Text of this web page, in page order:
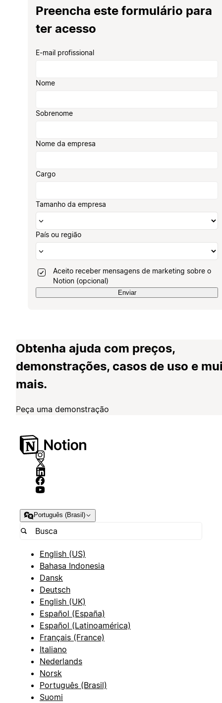
Preencha este formulário para
ter acesso
E-mail profissional
Nome
Sobrenome
Nome da empresa
Cargo
Tamanho da empresa
País ou região
Aceito receber mensagens de marketing sobre o
Notion (opcional)
Enviar
Obtenha ajuda com preços,
demonstrações, casos de uso e
mais.
Peça uma demonstração
Português (Brasil)
English (US)
Bahasa Indonesia
Dansk
Deutsch
English (UK)
Español (España)
Español (Latinoamérica)
Français (France)
Italiano
Nederlands
Norsk
Português (Brasil)
Suomi